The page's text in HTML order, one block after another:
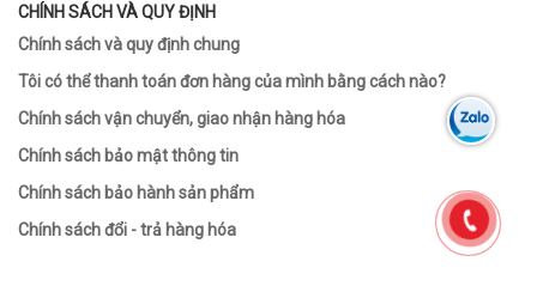
CHÍNH SÁCH VÀ QUY ĐỊNH
Chính sách và quy định chung
Tôi có thể thanh toán đơn hàng của mình bằng cách nào?
Chính sách vận chuyển, giao nhận hàng hóa
Chính sách bảo mật thông tin
Chính sách bảo hành sản phẩm
Chính sách đổi - trả hàng hóa